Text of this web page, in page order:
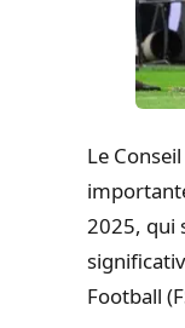
Le
2025, qui
Football